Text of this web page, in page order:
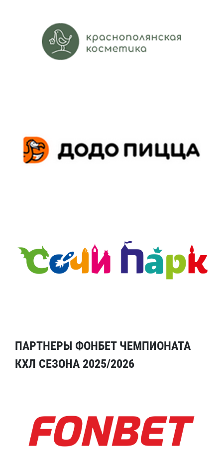
ПАРТНЕРЫ ФОНБЕТ ЧЕМПИОНАТА
КХЛ СЕЗОНА 2025/2026